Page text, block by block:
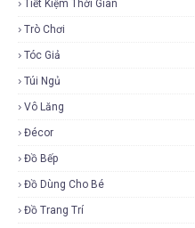
Tiết Kiệm Thời Gian
Trò Chơi
Tóc Giả
Túi Ngủ
Vô Lăng
Đécor
Đồ Bếp
Đồ Dùng Cho Bé
Đồ Trang Trí